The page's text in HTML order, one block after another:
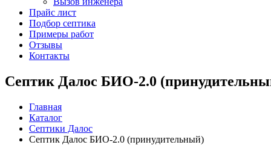
Прайс лист
Подбор септика
Примеры работ
Отзывы
Контакты
Септик Далос БИО-2.0
Главная
Каталог
Септики Далос
Септик Далос БИО-2.0 (принудительный)